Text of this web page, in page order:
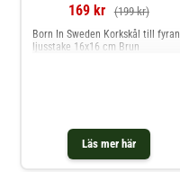
leramaterial compositon in: 100 %
färg leranumber of packages:
1width package: 12.4
169 kr (199 kr)
Läs mer här
Born In Sweden Korkskål till fyran
ljusstake 16x16 cm Brun